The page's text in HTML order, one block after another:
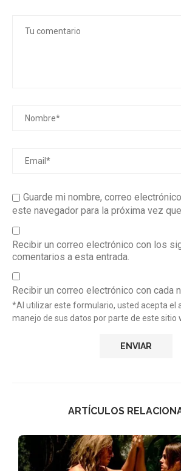
Guarde mi nombre, correo
este navegador para la próxima vez
Recibir un correo electrónico con los
comentarios a esta entrada.
Recibir un correo electrónico con cada
*Al utilizar este formulario, usted acepta el
manejo de sus datos por parte de este sitio
ARTÍCULOS